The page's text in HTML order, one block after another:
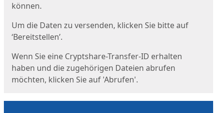
können.
Um die Daten zu versenden, klicken Sie bitte auf
‘Bereitstellen’.
Wenn Sie eine Cryptshare-Transfer-ID erhalten
haben und die zugehörigen Dateien abrufen
möchten, klicken Sie auf 'Abrufen'.